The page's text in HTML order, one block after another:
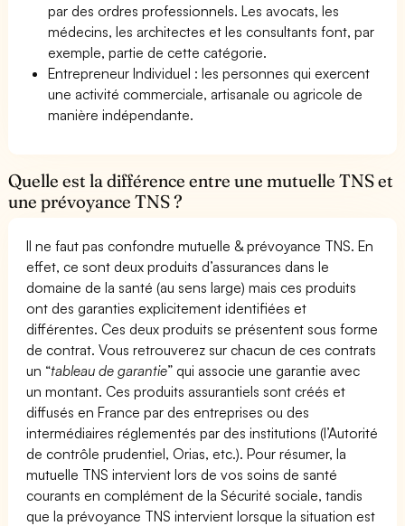
par des ordres professionnels. Les avocats, les
médecins, les architectes et les consultants font, par
exemple, partie de cette catégorie.
Entrepreneur Individuel : les personnes qui exercent
une activité commerciale, artisanale ou agricole de
manière indépendante.
Quelle est la différence entre une mutuelle TNS et
une prévoyance TNS ?
Il ne faut pas confondre mutuelle & prévoyance TNS. En
effet, ce sont deux produits d’assurances dans le
domaine de la santé (au sens large) mais ces produits
ont des garanties explicitement identifiées et
différentes. Ces deux produits se présentent sous forme
de contrat. Vous retrouverez sur chacun de ces contrats
un “tableau de garantie” qui associe une garantie avec
un montant. Ces produits assurantiels sont créés et
diffusés en France par des entreprises ou des
intermédiaires réglementés par des institutions (l’Autorité
de contrôle prudentiel, Orias, etc.). Pour résumer, la
mutuelle TNS intervient lors de vos soins de santé
courants en complément de la Sécurité sociale, tandis
que la prévoyance TNS intervient lorsque la situation est